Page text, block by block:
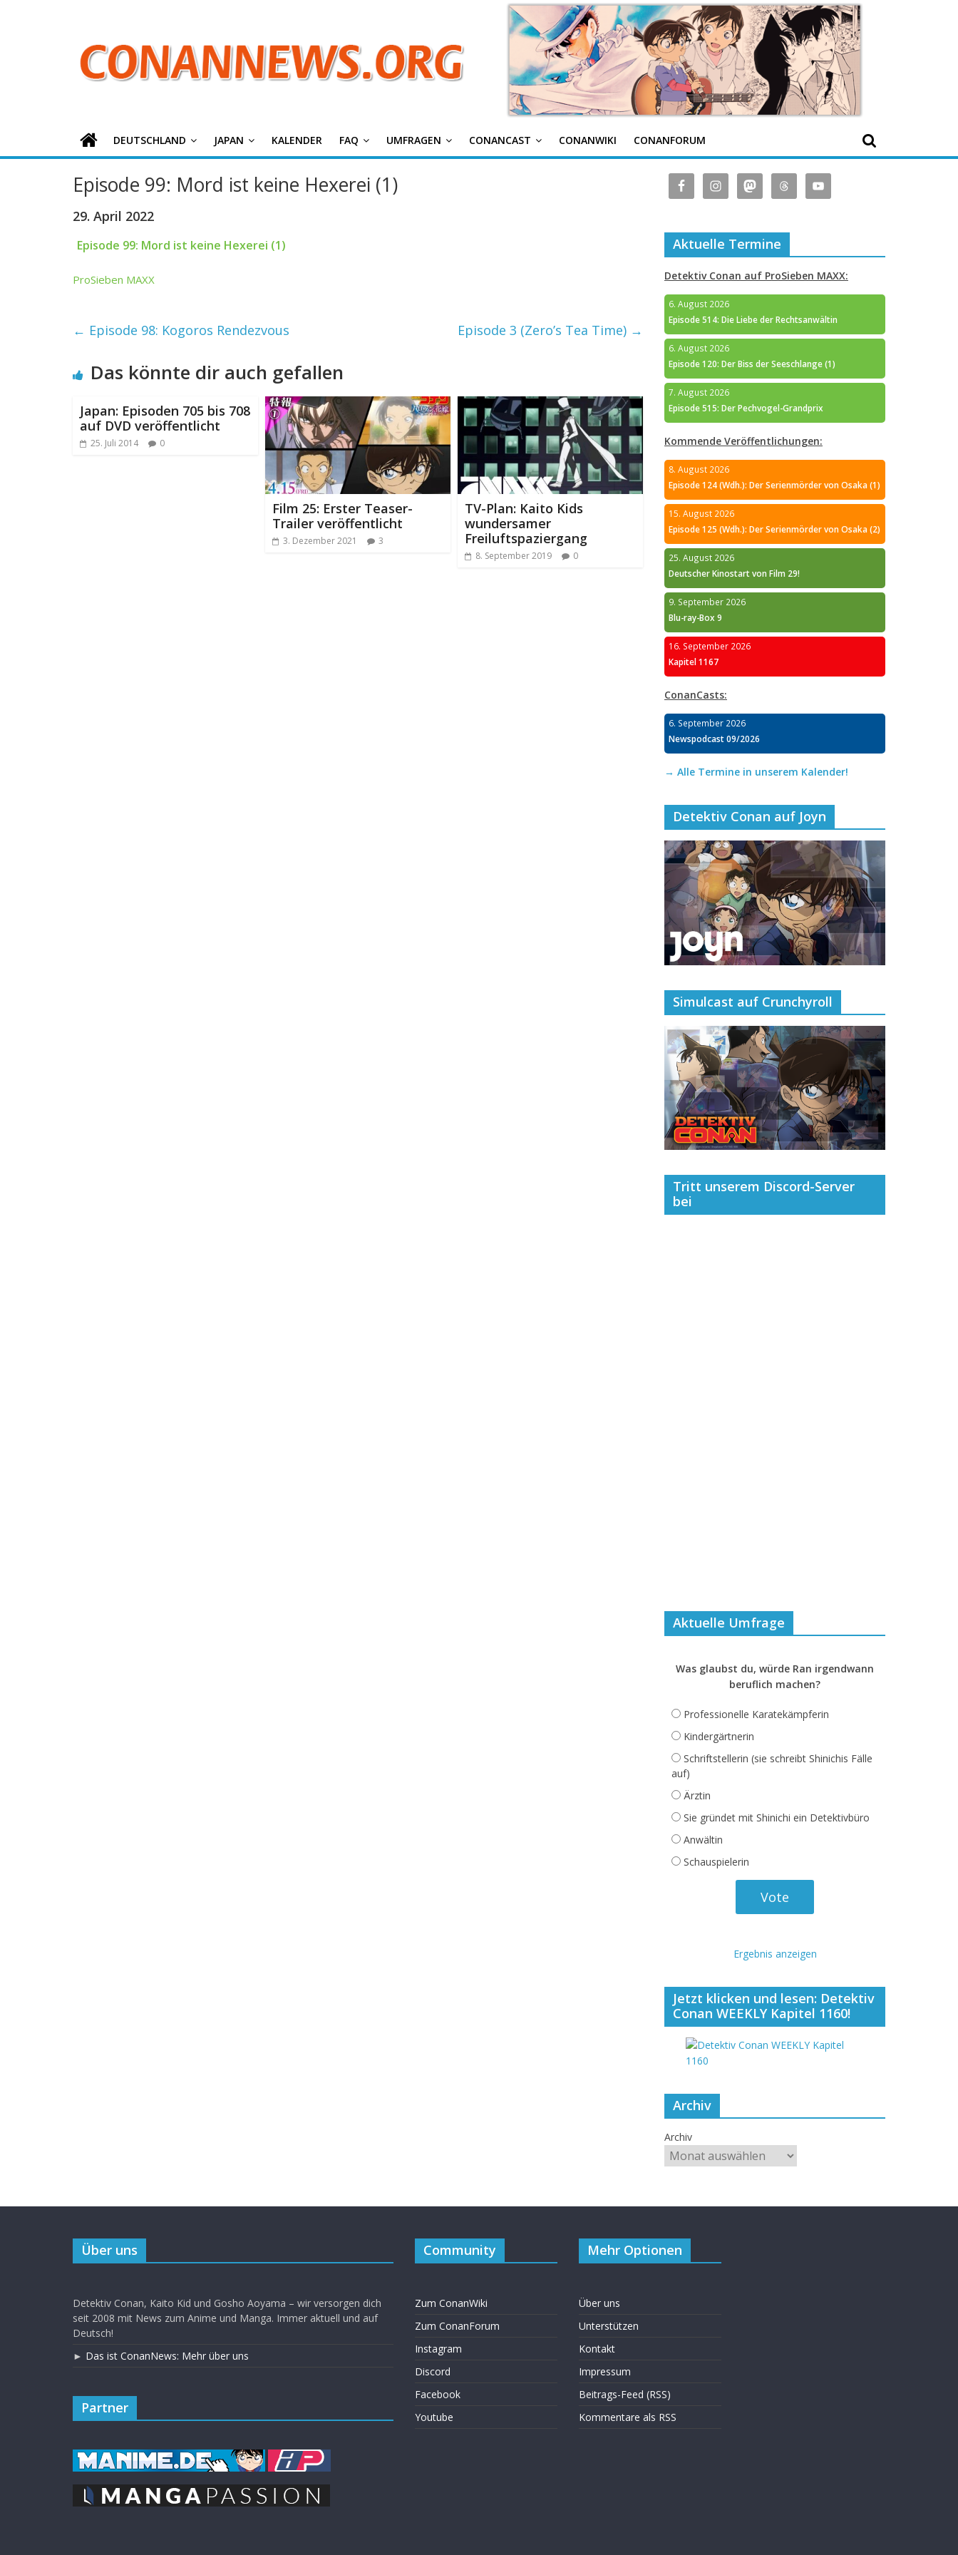
Detektiv
Conan
News
DEUTSCHLAND JAPAN KALENDER FAQ UMFRAGEN CONANCAST CONANWIKI CONANFORUM
Episode 99: Mord ist keine Hexerei (1)
29. April 2022
Episode 99: Mord ist keine Hexerei (1)
ProSieben MAXX
← Episode 98: Kogoros Rendezvous Episode 3 (Zero’s Tea Time) →
Das könnte dir auch gefallen
Japan: Episoden 705 bis 708
auf DVD veröffentlicht
25. Juli 2014 0
Film 25: Erster Teaser-
Trailer veröffentlicht
3. Dezember 2021 3
TV-Plan: Kaito Kids
wundersamer
Freiluftspaziergang
8. September 2019 0
Aktuelle Termine
Detektiv Conan auf ProSieben MAXX:
6. August 2026
Episode 514: Die Liebe der Rechtsanwältin
6. August 2026
Episode 120: Der Biss der Seeschlange (1)
7. August 2026
Episode 515: Der Pechvogel-Grandprix
Kommende Veröffentlichungen:
8. August 2026
Episode 124 (Wdh.): Der Serienmörder von Osaka (1)
15. August 2026
Episode 125 (Wdh.): Der Serienmörder von Osaka (2)
25. August 2026
Deutscher Kinostart von Film 29!
9. September 2026
Blu-ray-Box 9
16. September 2026
Kapitel 1167
ConanCasts:
6. September 2026
Newspodcast 09/2026
→ Alle Termine in unserem Kalender!
Detektiv Conan auf Joyn
Simulcast auf Crunchyroll
Tritt unserem Discord-Server
bei
Aktuelle Umfrage
Was glaubst du, würde Ran irgendwann
beruflich machen?
Professionelle Karatekämpferin
Kindergärtnerin
Schriftstellerin (sie schreibt Shinichis Fälle
auf)
Ärztin
Sie gründet mit Shinichi ein Detektivbüro
Anwältin
Schauspielerin
Ergebnis anzeigen
Jetzt klicken und lesen: Detektiv
Conan WEEKLY Kapitel 1160!
Archiv
Archiv
Über uns
Detektiv Conan, Kaito Kid und Gosho Aoyama – wir versorgen dich
seit 2008 mit News zum Anime und Manga. Immer aktuell und auf
Deutsch!
► Das ist ConanNews: Mehr über uns
Partner
Community
Zum ConanWiki
Zum ConanForum
Instagram
Discord
Facebook
Youtube
Mehr Optionen
Über uns
Unterstützen
Kontakt
Impressum
Beitrags-Feed (RSS)
Kommentare als RSS